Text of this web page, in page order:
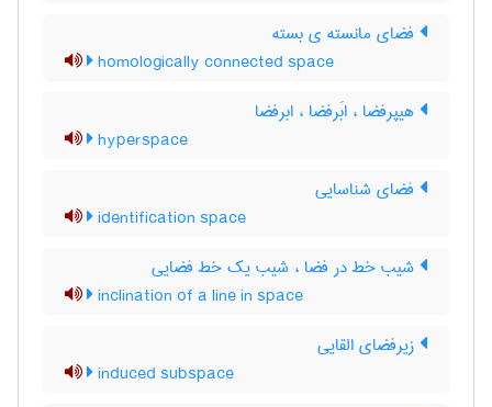
فضای مانسته ی بسته
homologically connected space
هیپرفضا ، ابَرفضا ، ابرفضا
hyperspace
فضای شناسایی
identification space
شیب خط در فضا ، شیب یک خط فضایی
inclination of a line in space
زیرفضای القایی
induced subspace